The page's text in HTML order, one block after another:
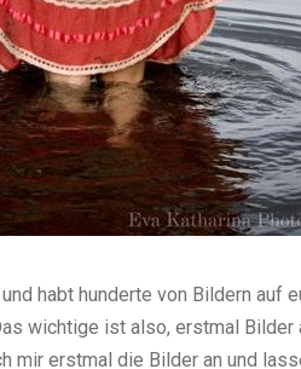
habt hunderte von Bildern auf
wichtige ist also, erstmal Bilder
mir erstmal die Bilder an und